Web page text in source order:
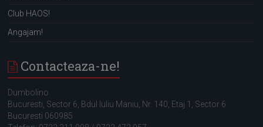
Club HAOS!
Angajam!
Contacteaza-ne!
Dumbolino
Bucuresti, Sector 6, Bdul Iuliu Maniu, Nr. 140, Etaj 1,
Sector 6
Bucuresti 060985